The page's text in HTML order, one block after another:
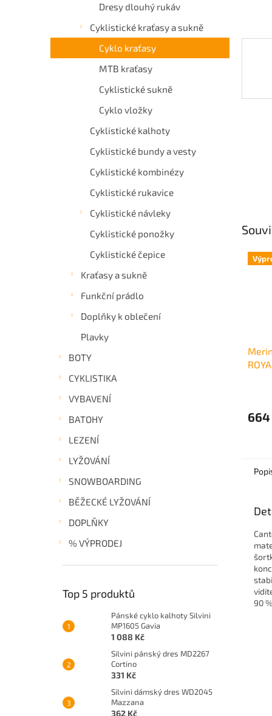
Dresy dlouhý rukáv
Cyklistické kraťasy a sukně
Cyklo kraťasy
MTB kraťasy
Cyklistické sukně
Cyklo vložky
Cyklistické kalhoty
Cyklistické bundy a vesty
Cyklistické kombinézy
Cyklistické rukavice
Cyklistické návleky
Cyklistické ponožky
Cyklistické čepice
Kraťasy a sukně
Funkční prádlo
Doplňky k oblečení
Plavky
BOTY
CYKLISTIKA
VYBAVENÍ
BATOHY
LEZENÍ
LYŽOVÁNÍ
SNOWBOARDING
BĚŽECKÉ LYŽOVÁNÍ
DOPLŇKY
% VÝPRODEJ
Top 5 produktů
Pánské cyklo kalhoty Silvini
MP1605 Gavia
1 088 Kč
Silvini pánský dres MD2267
Cortino
331 Kč
Silvini dámský dres WD2045
Mazzana
362 Kč
664
90